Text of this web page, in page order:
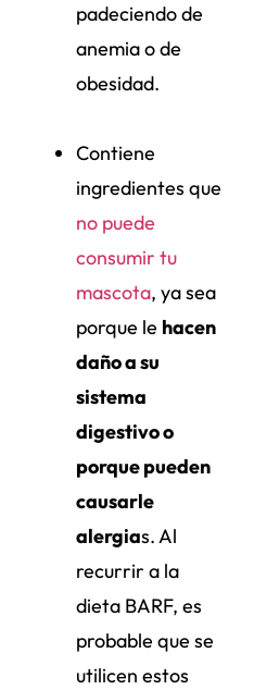
padeciendo de
anemia o de
obesidad.
Contiene
ingredientes que
no puede
consumir tu
mascota, ya sea
porque le hacen
daño a su
sistema
digestivo o
porque pueden
causarle
alergias. Al
recurrir a la
dieta BARF, es
probable que se
utilicen estos